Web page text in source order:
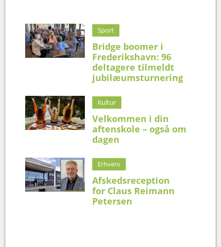
Sport
Bridge boomer i
Frederikshavn: 96
deltagere tilmeldt
jubilæumsturnering
Kultur
Velkommen i din
aftenskole – også om
dagen
Erhverv
Afskedsreception
for Claus Reimann
Petersen